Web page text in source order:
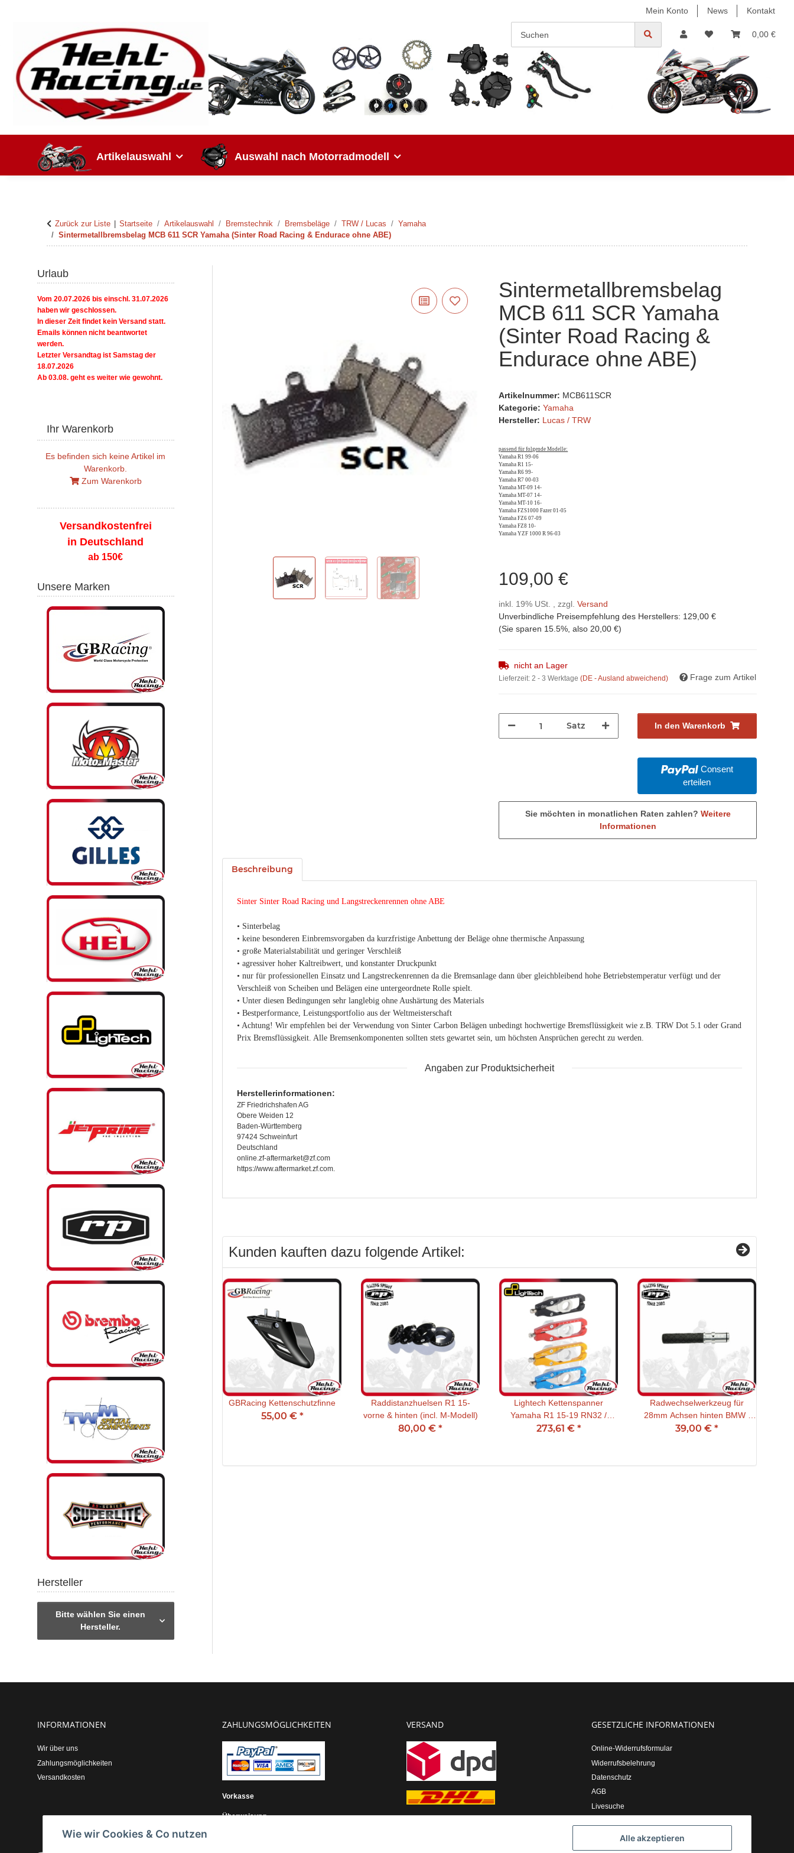
Alle akzeptieren
Wie wir Cookies & Co nutzen
Mein Konto News Kontakt
0,00 €
Artikelauswahl Auswahl nach Motorradmodell
Zurück zur Liste Startseite Artikelauswahl Bremstechnik Bremsbeläge TRW / Lucas
Yamaha
Sintermetallbremsbelag MCB 611 SCR Yamaha (Sinter Road Racing & Endurace ohne ABE)
Sintermetallbremsbelag
MCB 611 SCR Yamaha
(Sinter Road Racing &
Endurace ohne ABE)
Artikelnummer: MCB611SCR
Kategorie:Yamaha
Hersteller: Lucas / TRW
passend für folgende Modelle:
Yamaha R1 99-06
Yamaha R1 15-
Yamaha R6 99-
Yamaha R7 00-03
Yamaha MT-09 14-
Yamaha MT-07 14-
Yamaha MT-10 16-
Yamaha FZS1000 Fazer 01-05
Yamaha FZ6 07-09
Yamaha FZ8 10-
Yamaha YZF 1000 R 96-03
109,00 €
inkl. 19% USt. , zzgl.Versand
Unverbindliche Preisempfehlung des Herstellers: 129,00 €
(Sie sparen 15.5%, also20,00 €)
nicht an Lager
Lieferzeit:2 - 3 Werktage(DE - Ausland abweichend) Frage zum Artikel
Satz In den Warenkorb
Consent
erteilen
Sie möchten in monatlichen Raten zahlen? Weitere
Informationen
Beschreibung
Sinter Sinter Road Racing und Langstreckenrennen ohne ABE
• Sinterbelag
• keine besonderen Einbremsvorgaben da kurzfristige Anbettung der Beläge ohne thermische Anpassung
• große Materialstabilität und geringer Verschleiß
• agressiver hoher Kaltreibwert, und konstanter Druckpunkt
• nur für professionellen Einsatz und Langstreckenrennen da die Bremsanlage dann über gleichbleibend hohe Betriebstemperatur verfügt und der
Verschleiß von Scheiben und Belägen eine untergeordnete Rolle spielt.
• Unter diesen Bedingungen sehr langlebig ohne Aushärtung des Materials
• Bestperformance, Leistungsportfolio aus der Weltmeisterschaft
• Achtung! Wir empfehlen bei der Verwendung von Sinter Carbon Belägen unbedingt hochwertige Bremsflüssigkeit wie z.B. TRW Dot 5.1 oder Grand
Prix Bremsflüssigkeit. Alle Bremsenkomponenten sollten stets gewartet sein, um höchsten Ansprüchen gerecht zu werden.
Angaben zur Produktsicherheit
Herstellerinformationen:
ZF Friedrichshafen AG
Obere Weiden 12
Baden-Württemberg
97424 Schweinfurt
Deutschland
online.zf-aftermarket@zf.com
https://www.aftermarket.zf.com.
Kunden kauften dazu folgende Artikel:
GBRacing Kettenschutzfinne
55,00 € *
Raddistanzhuelsen R1 15-
vorne & hinten (incl. M-Modell)
80,00 € *
Lightech Kettenspanner
Yamaha R1 15-19 RN32 /
MT10 16- ( incl. R.Modell)
273,61 € *
Radwechselwerkzeug für
28mm Achsen hinten BMW /
Yamaha / Honda / Suzuki
39,00 € *
Urlaub
Vom 20.07.2026 bis einschl. 31.07.2026
haben wir geschlossen.
In dieser Zeit findet kein Versand statt.
Emails können nicht beantwortet
werden.
Letzter Versandtag ist Samstag der
18.07.2026
Ab 03.08. geht es weiter wie gewohnt.
Ihr Warenkorb
Es befinden sich keine Artikel im
Warenkorb.
Zum Warenkorb
Versandkostenfrei
in Deutschland
ab 150€
Unsere Marken
Hersteller
Bitte wählen Sie einen
Hersteller.
INFORMATIONEN
Wir über uns
Zahlungsmöglichkeiten
Versandkosten
ZAHLUNGSMÖGLICHKEITEN
Vorkasse
Überweisung
VERSAND GESETZLICHE INFORMATIONEN
Online-Widerrufsformular
Widerrufsbelehrung
Datenschutz
AGB
Livesuche
Impressum